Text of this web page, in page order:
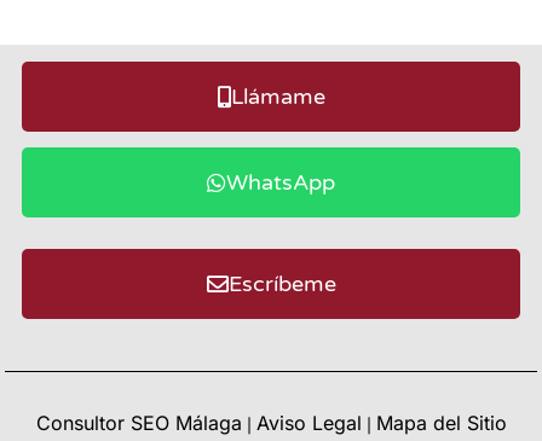
Llámame
WhatsApp
Escríbeme
Consultor SEO Málaga | Aviso Legal | Mapa del Sitio